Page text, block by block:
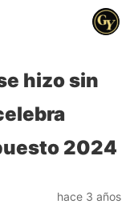
hizo sin
2024
hace 3 años